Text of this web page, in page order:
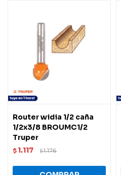
Router widia 1/2 caña
1/2x3/8 BROUMC1/2
Truper
$ 1.117 $1.176